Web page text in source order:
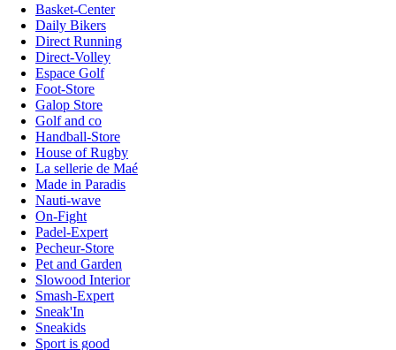
Basket-Center
Daily Bikers
Direct Running
Direct-Volley
Espace Golf
Foot-Store
Galop Store
Golf and co
Handball-Store
House of Rugby
La sellerie de Maé
Made in Paradis
Nauti-wave
On-Fight
Padel-Expert
Pecheur-Store
Pet and Garden
Slowood Interior
Smash-Expert
Sneak'In
Sneakids
Sport is good